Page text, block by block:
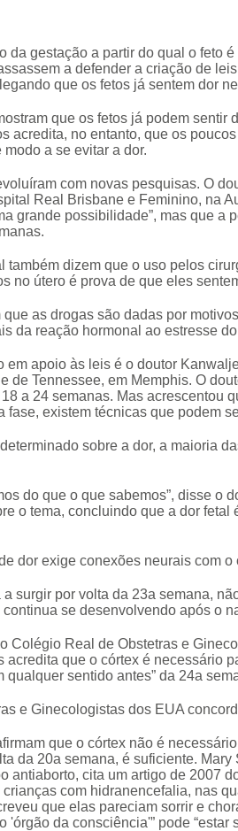
da gestação a partir do qual o feto
a defender a criação de
que os fetos já sentem dor
que os fetos já podem sentir
acredita, no entanto, que os
a se evitar a dor.
com novas pesquisas. O
Real Brisbane e Feminino, na
grande possibilidade”, mas que a
também dizem que o uso pelos
no útero é prova de que eles
as drogas são dadas por
da reação hormonal ao estresse
em apoio às leis é o doutor
de Tennessee, em Memphis. O
a 24 semanas. Mas acrescentou
fase, existem técnicas que podem
sobre a dor, a maioria
do que o que sabemos”, disse o
o tema, concluindo que a dor fetal
dor exige conexões neurais com o
surgir por volta da 23a semana,
se desenvolvendo após o
Colégio Real de Obstetras e
acredita que o córtex é necessário
qualquer sentido antes” da 24a
e Ginecologistas dos EUA
que o córtex não é
da 20a semana, é suficiente.
antiaborto, cita um artigo de 2007
com hidranencefalia, nas
que elas pareciam sorrir e
da consciência'” pode “estar
importância do
medicamentos à